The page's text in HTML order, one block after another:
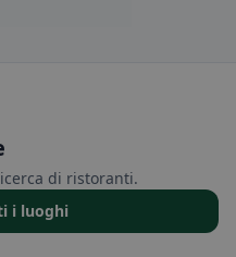
di ristoranti.
i luoghi